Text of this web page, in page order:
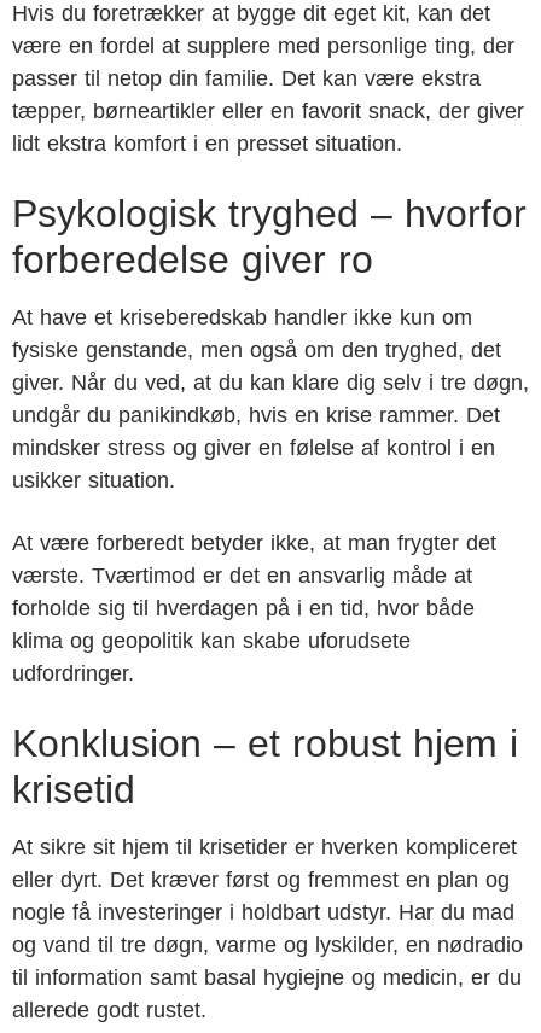
Hvis du foretrækker at bygge dit eget kit, kan det
være en fordel at supplere med personlige ting, der
passer til netop din familie. Det kan være ekstra
tæpper, børneartikler eller en favorit snack, der giver
lidt ekstra komfort i en presset situation.
Psykologisk tryghed – hvorfor
forberedelse giver ro
At have et kriseberedskab handler ikke kun om
fysiske genstande, men også om den tryghed, det
giver. Når du ved, at du kan klare dig selv i tre døgn,
undgår du panikindkøb, hvis en krise rammer. Det
mindsker stress og giver en følelse af kontrol i en
usikker situation.
At være forberedt betyder ikke, at man frygter det
værste. Tværtimod er det en ansvarlig måde at
forholde sig til hverdagen på i en tid, hvor både
klima og geopolitik kan skabe uforudsete
udfordringer.
Konklusion – et robust hjem i
krisetid
At sikre sit hjem til krisetider er hverken kompliceret
eller dyrt. Det kræver først og fremmest en plan og
nogle få investeringer i holdbart udstyr. Har du mad
og vand til tre døgn, varme og lyskilder, en nødradio
til information samt basal hygiejne og medicin, er du
allerede godt rustet.